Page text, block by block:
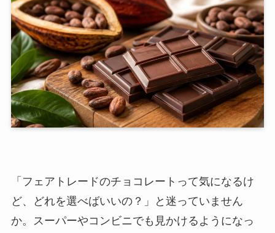
「フェアトレードのチョコレートって気になるけ
ど、どれを選べばいいの？」と迷っていません
か。スーパーやコンビニでも見かけるようになっ